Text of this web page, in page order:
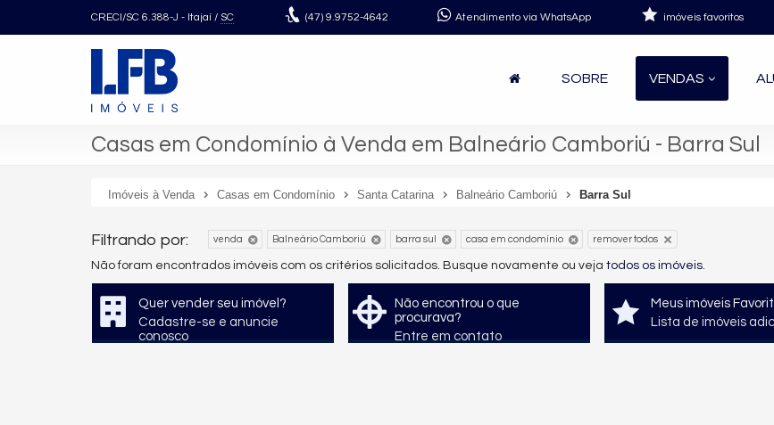
CRECI/SC 6.388-J - Itajaí / SC (47) 9.9752-4642 Atendimento via WhatsApp imóveis favoritos
SOBRE VENDAS
Casas em Condomínio à Venda em Balneário Camboriú - Barra Sul
Imóveis à Venda Casas em Condomínio Santa Catarina Balneário Camboriú Barra Sul
Filtrando por: venda Balneário Camboriú barra sul casa em condomínio remover todos
Não foram encontrados imóveis com os critérios solicitados. Busque novamente ou veja todos os imóveis.
Quer vender seu imóvel?
Cadastre-se e anuncie
conosco
Não encontrou o que
procurava?
Entre em contato
Meus imóveis
Lista de imóveis